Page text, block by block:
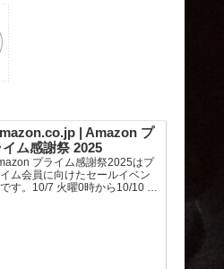
| Amazon プ
イム感謝祭 2025
プライム感謝祭2025はプ
ム会員に向けたセールイベン
です。10/7 火曜0時から10/10 金